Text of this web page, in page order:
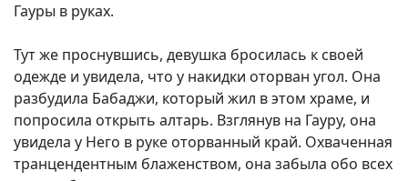
Гауры в руках.
Тут же проснувшись, девушка бросилась к своей
одежде и увидела, что у накидки оторван угол. Она
разбудила Бабаджи, который жил в этом храме, и
попросила открыть алтарь. Взглянув на Гауру, она
увидела у Него в руке оторванный край. Охваченная
транцендентным блаженством, она забыла обо всех